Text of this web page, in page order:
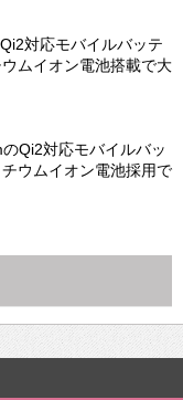
対応モバイルバッテ
ムイオン電池搭載で大
Qi2対応モバイルバッ
ウムイオン電池採用で